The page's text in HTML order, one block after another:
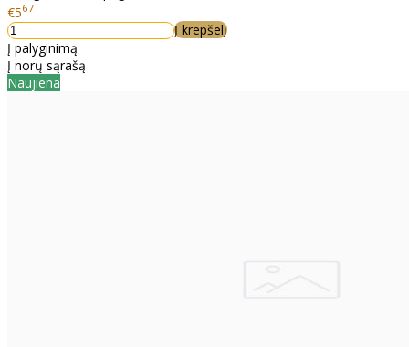
€567
Į krepšelį
Į palyginimą
Į norų sąrašą
Naujiena